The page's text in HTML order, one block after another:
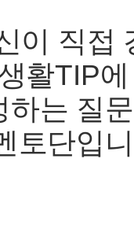
이 직접
활TIP
하는 질
토단입